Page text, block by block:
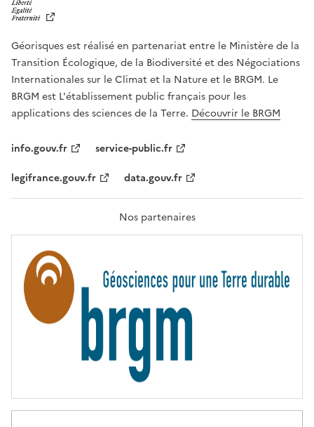
T
É
,
É
G
A
L
F
A
T
R
T
É
Géorisques est réalisé en partenariat entre le Ministère de la
Transition Écologique, de la Biodiversité et des Négociations
Internationales sur le Climat et la Nature et le BRGM. Le
BRGM est L'établissement public français pour les
applications des sciences de la Terre. Découvrir le BRGM
info.gouv.fr
service-public.fr
legifrance.gouv.fr
data.gouv.fr
Nos partenaires